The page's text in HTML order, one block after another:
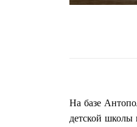
На базе
детской школы